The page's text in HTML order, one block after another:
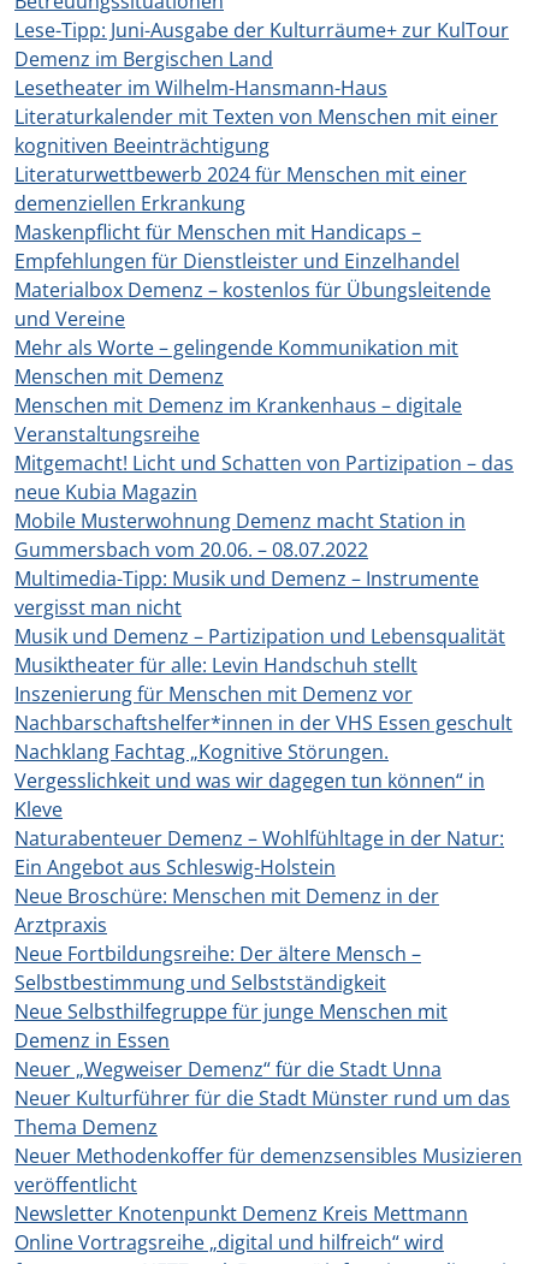
Lese-Tipp: Juni-Ausgabe der Kulturräume+ zur KulTour
Demenz im Bergischen Land
Lesetheater im Wilhelm-Hansmann-Haus
Literaturkalender mit Texten von Menschen mit einer
kognitiven Beeinträchtigung
Literaturwettbewerb 2024 für Menschen mit einer
demenziellen Erkrankung
Maskenpflicht für Menschen mit Handicaps –
Empfehlungen für Dienstleister und Einzelhandel
Materialbox Demenz – kostenlos für Übungsleitende
und Vereine
Mehr als Worte – gelingende Kommunikation mit
Menschen mit Demenz
Menschen mit Demenz im Krankenhaus – digitale
Veranstaltungsreihe
Mitgemacht! Licht und Schatten von Partizipation – das
neue Kubia Magazin
Mobile Musterwohnung Demenz macht Station in
Gummersbach vom 20.06. – 08.07.2022
Multimedia-Tipp: Musik und Demenz – Instrumente
vergisst man nicht
Musik und Demenz – Partizipation und Lebensqualität
Musiktheater für alle: Levin Handschuh stellt
Inszenierung für Menschen mit Demenz vor
Nachbarschaftshelfer*innen in der VHS Essen geschult
Nachklang Fachtag „Kognitive Störungen.
Vergesslichkeit und was wir dagegen tun können“ in
Kleve
Naturabenteuer Demenz – Wohlfühltage in der Natur:
Ein Angebot aus Schleswig-Holstein
Neue Broschüre: Menschen mit Demenz in der
Arztpraxis
Neue Fortbildungsreihe: Der ältere Mensch –
Selbstbestimmung und Selbstständigkeit
Neue Selbsthilfegruppe für junge Menschen mit
Demenz in Essen
Neuer „Wegweiser Demenz“ für die Stadt Unna
Neuer Kulturführer für die Stadt Münster rund um das
Thema Demenz
Neuer Methodenkoffer für demenzsensibles Musizieren
veröffentlicht
Newsletter Knotenpunkt Demenz Kreis Mettmann
Online Vortragsreihe „digital und hilfreich“ wird